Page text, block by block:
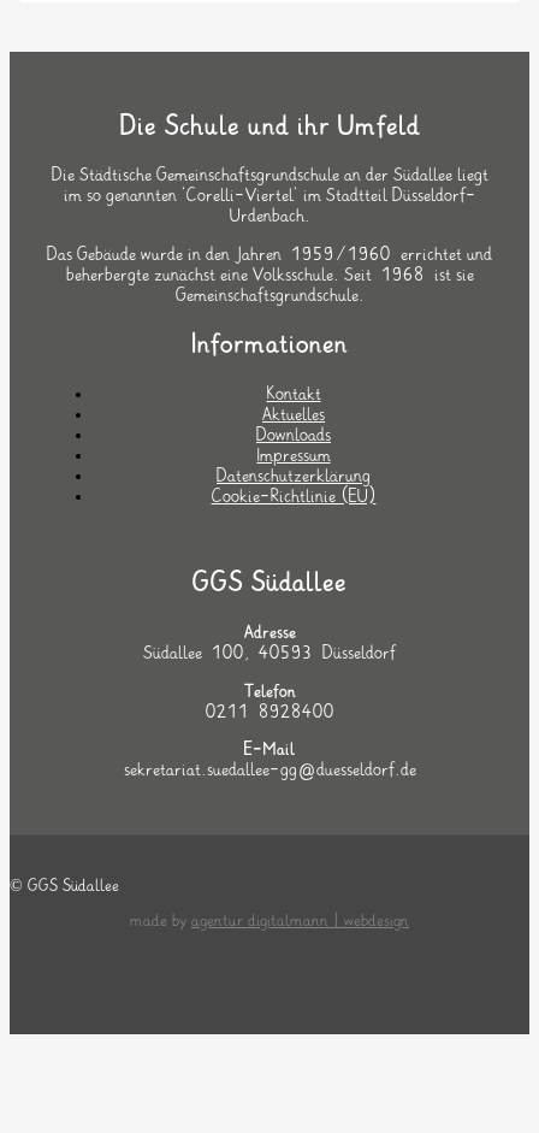
Die Schule und ihr Umfeld
Die Städtische Gemeinschaftsgrundschule an der Südallee liegt
im so genannten `Corelli-Viertel` im Stadtteil Düsseldorf-
Urdenbach.
Das Gebäude wurde in den Jahren 1959/1960 errichtet und
beherbergte zunächst eine Volksschule. Seit 1968 ist sie
Gemeinschaftsgrundschule.
Informationen
Kontakt
Aktuelles
Downloads
Impressum
Datenschutzerklärung
Cookie-Richtlinie (EU)
GGS Südallee
Adresse
Südallee 100, 40593 Düsseldorf
Telefon
0211 8928400
E-Mail
sekretariat.suedallee-gg@duesseldorf.de
© GGS Südallee
made by agentur digitalmann | webdesign